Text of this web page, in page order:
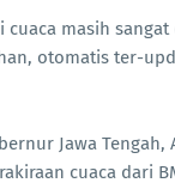
cuaca masih
otomatis ter-
Jawa Tengah,
cuaca dari